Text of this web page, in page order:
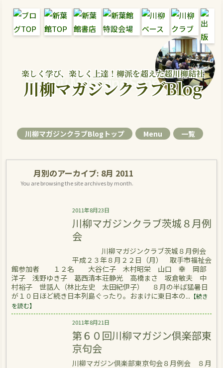
楽しく学び、楽しく上達！柳派を超えた超川柳結社
Senryu Magazine Senryu Blog
川柳マガジンクラブBlog
川柳マガジンクラブBlogトップ Menu 一覧
月別のアーカイブ: 8月 2011
You are browsing the site archives by month.
2011年8月23日
川柳マガジンクラブ茨城８月例
会
川柳マガジンクラブ茨城８月例会
平成２３年８月２２日（月） 取手市福祉会
館参加者 １２名 大谷仁子 木村昭栄 山口 幸 岡部
洋子 浅野ゆき子 葛西清本荘静光 高橋まさ 坂倉敏夫 中
村裕子 世話人（林比左史 太田紀伊子） ８月の半ば猛暑日
が１０日ほど続き日本列島ぐったり。おまけに東日本の... 【続き
を読む】
2011年8月21日
第６０回川柳マガジン倶楽部東
京句会
川柳マガジン倶楽部東京句会８月例会 ８月